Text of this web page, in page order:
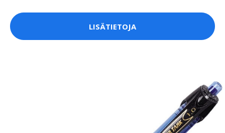
LISÄTIETOJA